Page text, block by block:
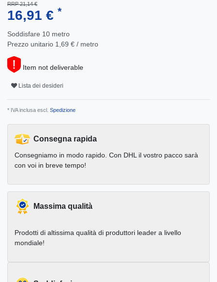
RRP 21,14 €
16,91 € *
Soddisfare 10 metro
Prezzo unitario 1,69 € / metro
Item not deliverable
Lista dei desideri
* IVA inclusa escl. Spedizione
Consegna rapida
Consegniamo in modo rapido. Con DHL il vostro pacco sarà
con voi in breve tempo!
Massima qualità
Prodotti di altissima qualità di produttori leader a livello
mondiale!